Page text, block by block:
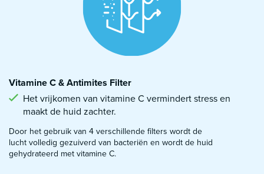
Vitamine C & Antimites Filter
Het vrijkomen van vitamine C vermindert stress en
maakt de huid zachter.
Door het gebruik van 4 verschillende filters wordt de
lucht volledig gezuiverd van bacteriën en wordt de huid
gehydrateerd met vitamine C.